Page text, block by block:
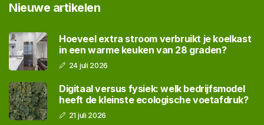
Nieuwe artikelen
Hoeveel extra stroom verbruikt je koelkast
in een warme keuken van 28 graden?
24 juli 2026
Digitaal versus fysiek: welk bedrijfsmodel
heeft de kleinste ecologische voetafdruk?
21 juli 2026